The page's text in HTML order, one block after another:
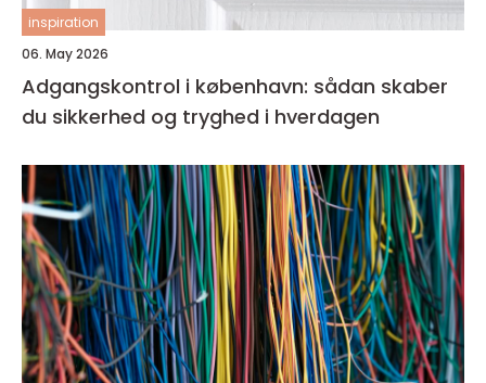
inspiration
06. May 2026
Adgangskontrol i københavn: sådan skaber
du sikkerhed og tryghed i hverdagen